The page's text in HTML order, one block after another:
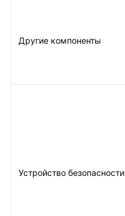
Другие компоненты
Устройство безопасности